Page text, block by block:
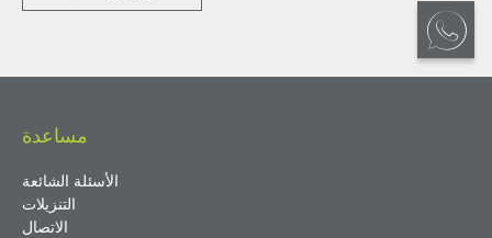
مساعدة
الأسئلة الشائعة
التنزيلات
الاتصال